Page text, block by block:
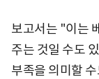
보고서는 "이는
주는 것일 수도
부족을 의미할